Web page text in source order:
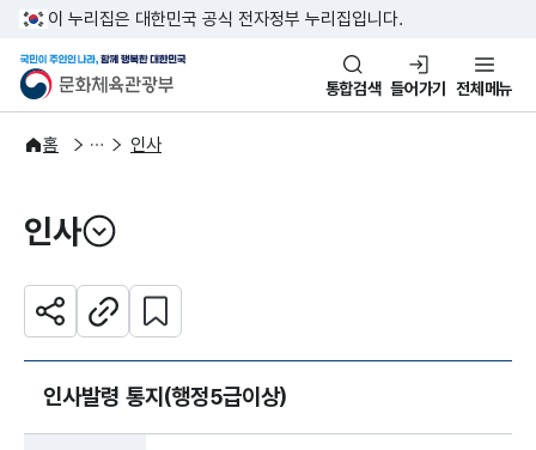
본문 바로가기
주메뉴 바로가기
이 누리집은 대한민국 공식 전자정부 누리집입니다.
문화체육관광부
국민이 주인인 나라, 함께 행복
통합검색 들어가기 전체메뉴
홈
알림·소식
알림 인사
인사
열기
공유하기주소복사
관심 콘텐츠 설정하기
인사발령 통지(행정5급이상)